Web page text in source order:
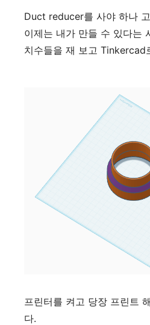
Duct reducer를 사야 하나
이제는 내가 만들 수 있다는
치수들을 재 보고 Tinkercad
프린터를 켜고 당장 프린트
다.